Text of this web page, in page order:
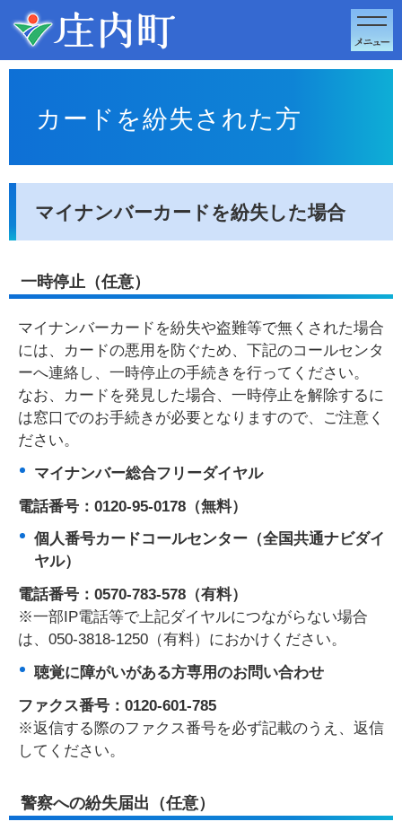
このページの本文へ移動
カードを紛失された方
マイナンバーカードを紛失した場合
一時停止（任意）
マイナンバーカードを紛失や盗難等で無くされた場合
には、カードの悪用を防ぐため、下記のコールセンタ
ーへ連絡し、一時停止の手続きを行ってください。
なお、カードを発見した場合、一時停止を解除するに
は窓口でのお手続きが必要となりますので、ご注意く
ださい。
マイナンバー総合フリーダイヤル
電話番号：0120-95-0178（無料）
個人番号カードコールセンター（全国共通ナビダイ
ヤル）
電話番号：0570-783-578（有料）
※一部IP電話等で上記ダイヤルにつながらない場合
は、050-3818-1250（有料）におかけください。
聴覚に障がいがある方専用のお問い合わせ
ファクス番号：0120-601-785
※返信する際のファクス番号を必ず記載のうえ、返信
してください。
警察への紛失届出（任意）